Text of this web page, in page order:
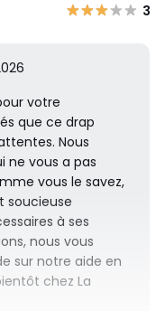
3
votre
que ce drap
Nous
ne vous a pas
vous le savez,
soucieuse
à ses
nous vous
sur notre aide en
chez La